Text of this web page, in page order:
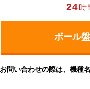
24時
お問い合わせの際は、機種